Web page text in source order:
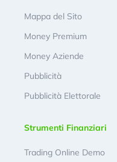
Mappa del Sito
Money Premium
Money Aziende
Pubblicità
Pubblicità Elettorale
Strumenti Finanziari
Trading Online Demo